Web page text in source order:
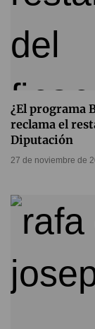
¿El programa
reclama el
Diputación
27 de noviembre de